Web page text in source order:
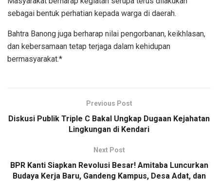
sebagai bentuk perhatian kepada warga di daerah.
Bahtra Banong juga berharap nilai pengorbanan, keikhlasan,
dan kebersamaan tetap terjaga dalam kehidupan
bermasyarakat.*
Previous Post
Diskusi Publik Triple C Bakal Ungkap Dugaan Kejahatan
Lingkungan di Kendari
Next Post
BPR Kanti Siapkan Revolusi Besar! Amitaba Luncurkan
Budaya Kerja Baru, Gandeng Kampus, Desa Adat, dan